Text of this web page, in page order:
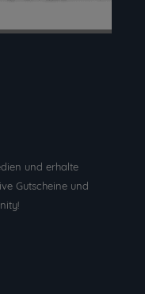
und erhalte
Gutscheine und